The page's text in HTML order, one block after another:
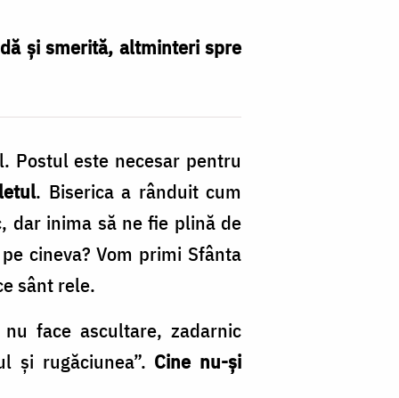
și smerită, altminteri spre
Postul este necesar pentru
. Biserica a rânduit cum
dar inima să ne fie plină de
cineva? Vom primi Sfânta
sânt rele.
face ascultare, zadarnic
și rugăciunea”. Cine nu-și